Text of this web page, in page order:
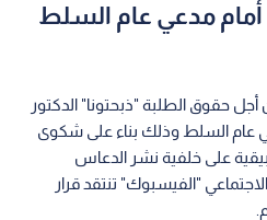
مدعي عام السلط
حقوق الطلبة "ذبحتونا" الدكتور
عام السلط وذلك بناء على شكوى
على خلفية نشر الدعاس
"الفيسبوك" تنتقد قرار